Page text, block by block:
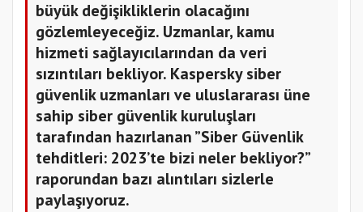
büyük değişikliklerin olacağını
gözlemleyeceğiz. Uzmanlar, kamu
hizmeti sağlayıcılarından da veri
sızıntıları bekliyor. Kaspersky siber
güvenlik uzmanları ve uluslararası üne
sahip siber güvenlik kuruluşları
tarafından hazırlanan ”Siber Güvenlik
tehditleri: 2023’te bizi neler bekliyor?”
raporundan bazı alıntıları sizlerle
paylaşıyoruz.